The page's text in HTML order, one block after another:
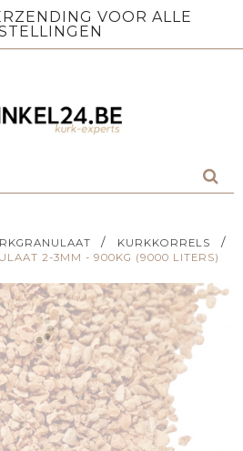
VOOR ALLE
/ KURKKORRELS /
2-3MM - 900KG (9000 LITERS)